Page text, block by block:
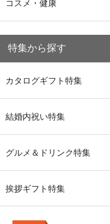
コスメ・健康
特集から探す
カタログギフト特集
結婚内祝い特集
グルメ＆ドリンク特集
挨拶ギフト特集